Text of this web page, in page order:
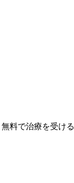
料で治療を受ける